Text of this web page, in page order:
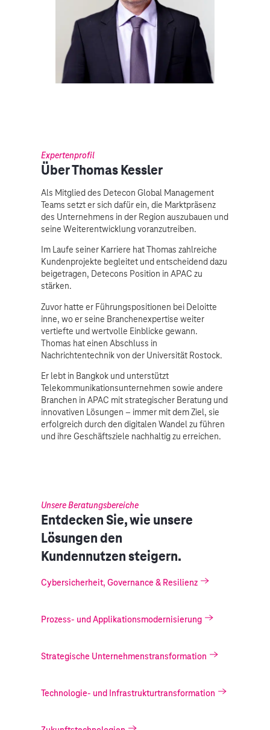
Expertenprofil
Über Thomas Kessler
Als Mitglied des Detecon Global Management
Teams setzt er sich dafür ein, die Marktpräsenz
des Unternehmens in der Region auszubauen und
seine Weiterentwicklung voranzutreiben.
Im Laufe seiner Karriere hat Thomas zahlreiche
Kundenprojekte begleitet und entscheidend dazu
beigetragen, Detecons Position in APAC zu
stärken.
Zuvor hatte er Führungspositionen bei Deloitte
inne, wo er seine Branchenexpertise weiter
vertiefte und wertvolle Einblicke gewann.
Thomas hat einen Abschluss in
Nachrichtentechnik von der Universität Rostock.
Er lebt in Bangkok und unterstützt
Telekommunikationsunternehmen sowie andere
Branchen in APAC mit strategischer Beratung und
innovativen Lösungen – immer mit dem Ziel, sie
erfolgreich durch den digitalen Wandel zu führen
und ihre Geschäftsziele nachhaltig zu erreichen.
Unsere Beratungsbereiche
Entdecken Sie, wie unsere
Lösungen den
Kundennutzen steigern.
Cybersicherheit, Governance & Resilienz
Prozess- und Applikationsmodernisierung
Strategische Unternehmenstransformation
Technologie- und Infrastrukturtransformation